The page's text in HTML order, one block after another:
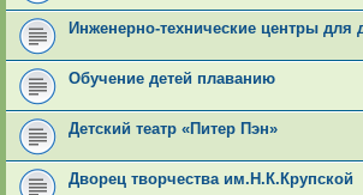
Инженерно-технические центры для
Обучение детей плаванию
Детский театр «Питер Пэн»
Дворец творчества им.Н.К.Крупской